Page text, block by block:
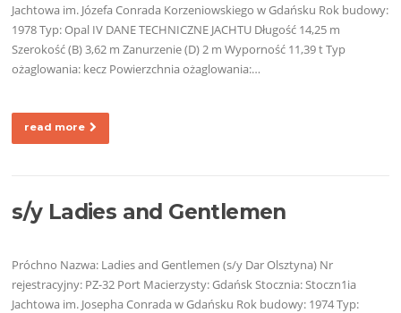
Jachtowa im. Józefa Conrada Korzeniowskiego w Gdańsku Rok budowy:
1978 Typ: Opal IV DANE TECHNICZNE JACHTU Długość 14,25 m
Szerokość (B) 3,62 m Zanurzenie (D) 2 m Wyporność 11,39 t Typ
ożaglowania: kecz Powierzchnia ożaglowania:…
read more
s/y Ladies and Gentlemen
Próchno Nazwa: Ladies and Gentlemen (s/y Dar Olsztyna) Nr
rejestracyjny: PZ-32 Port Macierzysty: Gdańsk Stocznia: Stoczn1ia
Jachtowa im. Josepha Conrada w Gdańsku Rok budowy: 1974 Typ: